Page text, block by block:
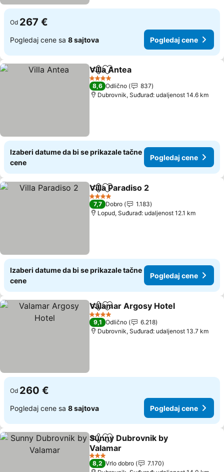
Od 267 €
Pogledaj cene sa 8 sajtova Pogledaj cene
Deli Dodati u favorite
Villa Antea
4 Zvezdice
8,6 Odlično
837
Dubrovnik, Suđurađ: udaljenost 14.6 km
Izaberi datume da bi se prikazale tačne
cene
Pogledaj cene
Deli Dodati u favorite
Villa Paradiso 2
4 Zvezdice
7,7 Dobro
1.183
Lopud, Suđurađ: udaljenost 12.1 km
Izaberi datume da bi se prikazale tačne
cene
Pogledaj cene
Deli Dodati u favorite
Valamar Argosy Hotel
4 Zvezdice
9,1 Odlično
6.218
Dubrovnik, Suđurađ: udaljenost 13.7 km
Od 260 €
Pogledaj cene sa 8 sajtova Pogledaj cene
Deli Dodati u favorite
Sunny Dubrovnik by
Valamar
Pogledaj cene
3 Zvezdice
8,2 Vrlo dobro
7.170